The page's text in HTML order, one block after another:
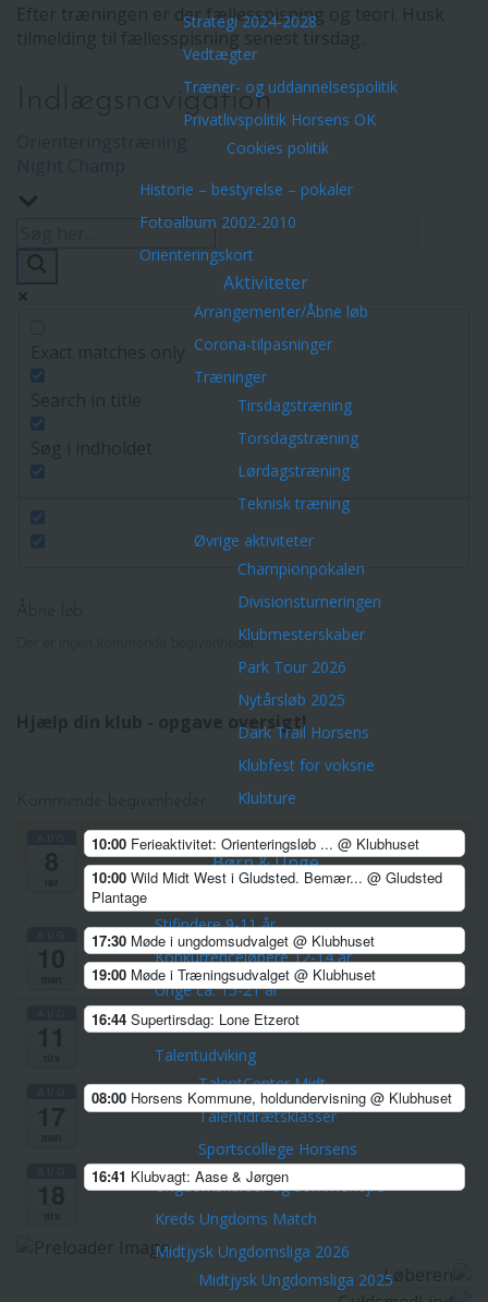
Strategi 2024-2028
Vedtægter
Træner- og uddannelsespolitik
Privatlivspolitik Horsens OK
Cookies politik
Historie – bestyrelse – pokaler
Fotoalbum 2002-2010
Orienteringskort
Aktiviteter
Arrangementer/Åbne løb
Corona-tilpasninger
Træninger
Tirsdagstræning
Torsdagstræning
Lørdagstræning
Teknisk træning
Øvrige aktiviteter
Championpokalen
Divisionsturneringen
Klubmesterskaber
Park Tour 2026
Nytårsløb 2025
Dark Trail Horsens
Klubfest for voksne
Klubture
Veteranerne
Børn & Unge
Stifindere 9-11 år
Konkurrenceløbere 12-14 år
Unge ca. 15-21 år
Hold for voksne -både nye og erfarne
Talentudviking
TalentCenter Midt
Talentidrætsklasser
Sportscollege Horsens
Ungdomskurser og sommerlejre
Kreds Ungdoms Match
Midtjysk Ungdomsliga 2026
Midtjysk Ungdomsliga 2025
Efter træningen er der fællesspisning og teori. Husk
tilmelding til fællesspisning senest tirsdag..
Indlægsnavigation
Der er ingen kommende begivenheder.
Hjælp din klub - opgave oversigt!
10:00 Ferieaktivitet: Orienteringsløb ... @ Klubhuset
10:00 Wild Midt West i Gludsted. Bemær... @ Gludsted
Plantage
17:30 Møde i ungdomsudvalget @ Klubhuset
19:00 Møde i Træningsudvalget @ Klubhuset
16:44 Supertirsdag: Lone Etzerot
08:00 Horsens Kommune, holdundervisning @ Klubhuset
16:41 Klubvagt: Aase & Jørgen